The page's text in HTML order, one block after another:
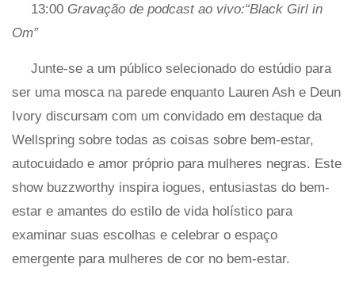
13:00 Gravação de podcast ao vivo:“Black Girl in
Om”
Junte-se a um público selecionado do estúdio para
ser uma mosca na parede enquanto Lauren Ash e Deun
Ivory discursam com um convidado em destaque da
Wellspring sobre todas as coisas sobre bem-estar,
autocuidado e amor próprio para mulheres negras. Este
show buzzworthy inspira iogues, entusiastas do bem-
estar e amantes do estilo de vida holístico para
examinar suas escolhas e celebrar o espaço
emergente para mulheres de cor no bem-estar.